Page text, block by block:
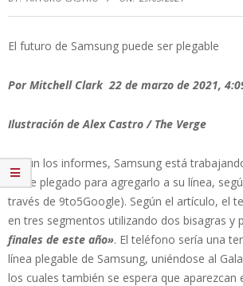
El futuro de Samsung puede ser plegable
Por Mitchell Clark 22 de marzo de 2021,
Ilustración de Alex Castro / The Verge
Según los informes, Samsung está
doble plegado para agregarlo a su línea,
través de 9to5Google). Según el artículo, el
en tres segmentos utilizando dos bisagras y
finales de este año». El teléfono sería una
línea plegable de Samsung, uniéndose al
los cuales también se espera que aparezcan